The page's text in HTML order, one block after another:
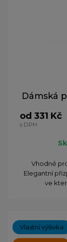
Dámská
od 331 Kč
s DPH
Vhodné
Elegantní
ve
Vlastní výšivka